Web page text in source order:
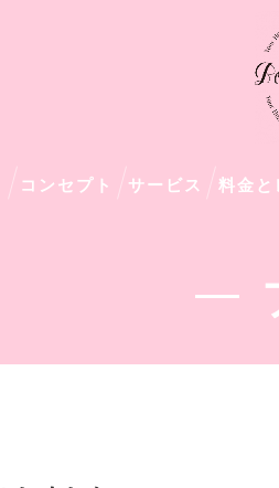
コンセプト サービス 料金